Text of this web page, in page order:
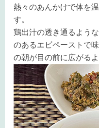
熱々のあんかけで体を
す。
鶏出汁の透き通るよう
のあるエビペーストで
の朝が目の前に広がるよ